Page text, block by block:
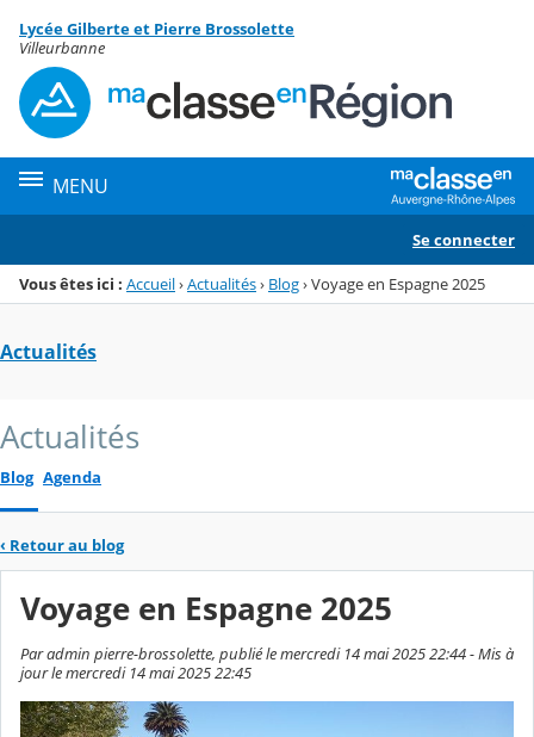
Menu de la rubrique
Contenu
Lycée Gilberte et Pierre Brossolette
Villeurbanne
MENU
Se connecter
Vous êtes ici : Accueil›Actualités› Blog›Voyage en Espagne 2025
Actualités
Actualités
Blog Agenda
‹ Retour au blog
Voyage en Espagne 2025
Par admin pierre-brossolette, publié le mercredi 14 mai 2025 22:44 - Mis à
jour le mercredi 14 mai 2025 22:45